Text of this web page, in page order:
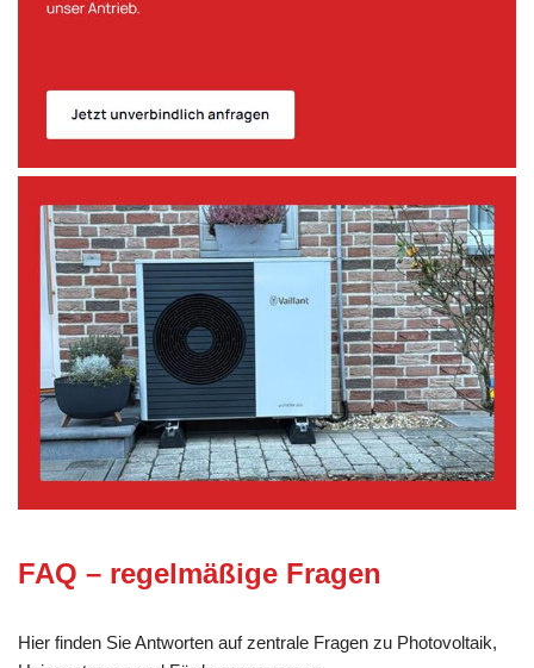
FAQ – regelmäßige Fragen
Hier finden Sie Antworten auf zentrale Fragen zu Photovoltaik,